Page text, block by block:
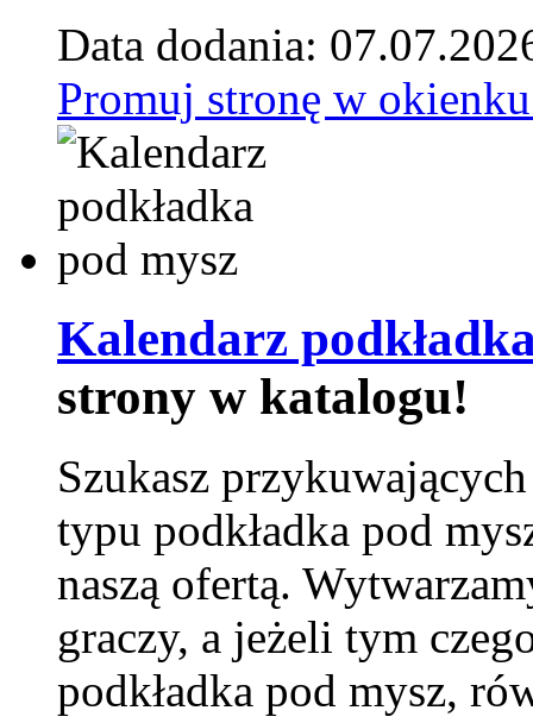
Data dodania:
Promuj stronę w
Kalendarz
strony w katalogu!
Szukasz
typu podkładka pod
naszą ofertą.
graczy, a jeżeli tym
podkładka pod mysz,